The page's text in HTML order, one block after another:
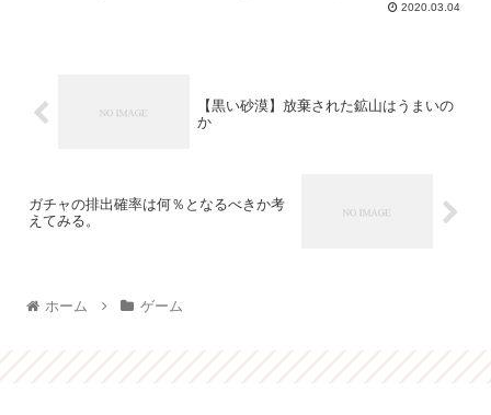
2020.03.04
【黒い砂漠】放棄された鉱山はうまいの
か
ガチャの排出確率は何％となるべきか考
えてみる。
ホーム ゲーム